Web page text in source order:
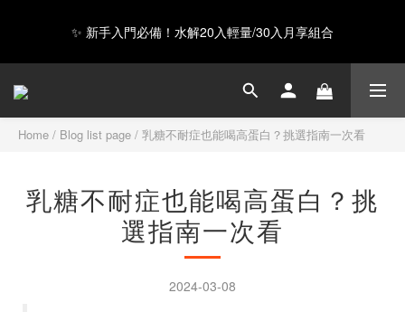
GAIA 超級蛋白全新上市，給你超級力量 ❤️
Happy Father's Day！指定商品輸入【LUVDAD】現享88折！點我
Home / Blog list page / 乳糖不耐症也能喝高蛋白？挑選指南一次看
乳糖不耐症也能喝高蛋白？挑
選指南一次看
2024-03-08